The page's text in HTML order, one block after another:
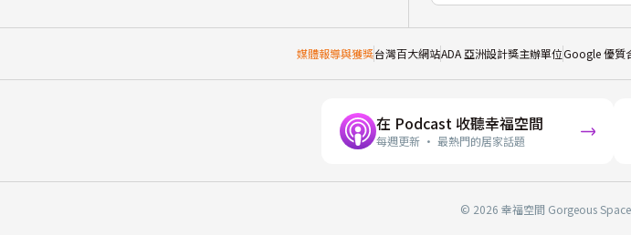
媒體報導與獲獎台灣百大網站ADA 亞洲設計獎主辦單位Google 優質
在 Podcast 收聽幸福空間
每週更新 · 最熱門的居家話題
© 2026 幸福空間 Gorgeous